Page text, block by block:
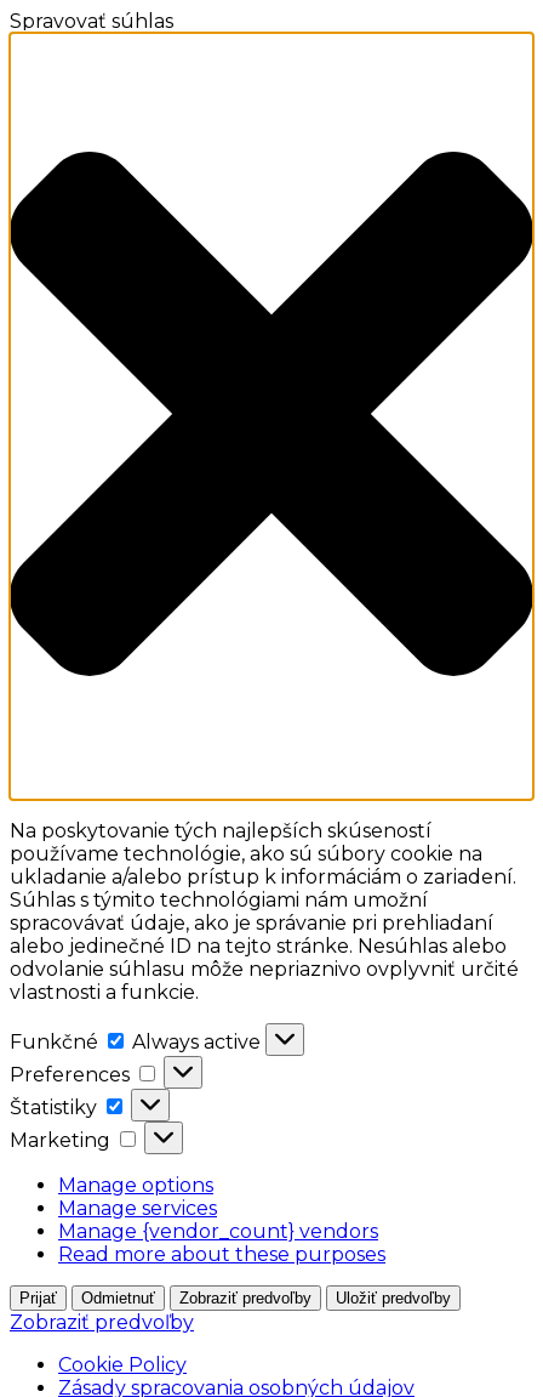
Spravovať súhlas
Na poskytovanie tých najlepších skúseností
používame technológie, ako sú súbory cookie na
ukladanie a/alebo prístup k informáciám o zariadení.
Súhlas s týmito technológiami nám umožní
spracovávať údaje, ako je správanie pri prehliadaní
alebo jedinečné ID na tejto stránke. Nesúhlas alebo
odvolanie súhlasu môže nepriaznivo ovplyvniť určité
vlastnosti a funkcie.
Funkčné Funkčné
Always active
Preferences
Preferences
Štatistiky
Štatistiky
Marketing
Marketing
Manage options
Manage services
Manage {vendor_count} vendors
Read more about these purposes
Prijať Odmietnuť Zobraziť predvoľby Uložiť predvoľby
Zobraziť predvoľby
Cookie Policy
Zásady spracovania osobných údajov